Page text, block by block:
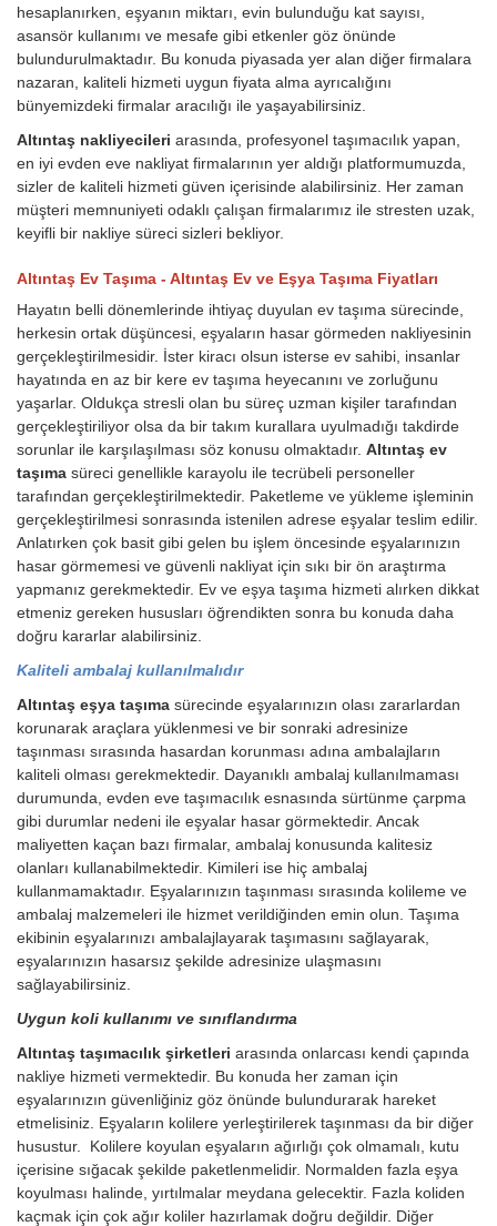
hesaplanırken, eşyanın miktarı, evin bulunduğu kat sayısı,
asansör kullanımı ve mesafe gibi etkenler göz önünde
bulundurulmaktadır. Bu konuda piyasada yer alan diğer firmalara
nazaran, kaliteli hizmeti uygun fiyata alma ayrıcalığını
bünyemizdeki firmalar aracılığı ile yaşayabilirsiniz.
Altıntaş nakliyecileri arasında, profesyonel taşımacılık yapan,
en iyi evden eve nakliyat firmalarının yer aldığı platformumuzda,
sizler de kaliteli hizmeti güven içerisinde alabilirsiniz. Her zaman
müşteri memnuniyeti odaklı çalışan firmalarımız ile stresten uzak,
keyifli bir nakliye süreci sizleri bekliyor.
Altıntaş Ev Taşıma - Altıntaş Ev ve Eşya Taşıma Fiyatları
Hayatın belli dönemlerinde ihtiyaç duyulan ev taşıma sürecinde,
herkesin ortak düşüncesi, eşyaların hasar görmeden nakliyesinin
gerçekleştirilmesidir. İster kiracı olsun isterse ev sahibi, insanlar
hayatında en az bir kere ev taşıma heyecanını ve zorluğunu
yaşarlar. Oldukça stresli olan bu süreç uzman kişiler tarafından
gerçekleştiriliyor olsa da bir takım kurallara uyulmadığı takdirde
sorunlar ile karşılaşılması söz konusu olmaktadır. Altıntaş ev
taşıma süreci genellikle karayolu ile tecrübeli personeller
tarafından gerçekleştirilmektedir. Paketleme ve yükleme işleminin
gerçekleştirilmesi sonrasında istenilen adrese eşyalar teslim edilir.
Anlatırken çok basit gibi gelen bu işlem öncesinde eşyalarınızın
hasar görmemesi ve güvenli nakliyat için sıkı bir ön araştırma
yapmanız gerekmektedir. Ev ve eşya taşıma hizmeti alırken dikkat
etmeniz gereken hususları öğrendikten sonra bu konuda daha
doğru kararlar alabilirsiniz.
Kaliteli ambalaj kullanılmalıdır
Altıntaş eşya taşıma sürecinde eşyalarınızın olası zararlardan
korunarak araçlara yüklenmesi ve bir sonraki adresinize
taşınması sırasında hasardan korunması adına ambalajların
kaliteli olması gerekmektedir. Dayanıklı ambalaj kullanılmaması
durumunda, evden eve taşımacılık esnasında sürtünme çarpma
gibi durumlar nedeni ile eşyalar hasar görmektedir. Ancak
maliyetten kaçan bazı firmalar, ambalaj konusunda kalitesiz
olanları kullanabilmektedir. Kimileri ise hiç ambalaj
kullanmamaktadır. Eşyalarınızın taşınması sırasında kolileme ve
ambalaj malzemeleri ile hizmet verildiğinden emin olun. Taşıma
ekibinin eşyalarınızı ambalajlayarak taşımasını sağlayarak,
eşyalarınızın hasarsız şekilde adresinize ulaşmasını
sağlayabilirsiniz.
Uygun koli kullanımı ve sınıflandırma
Altıntaş taşımacılık şirketleri arasında onlarcası kendi çapında
nakliye hizmeti vermektedir. Bu konuda her zaman için
eşyalarınızın güvenliğiniz göz önünde bulundurarak hareket
etmelisiniz. Eşyaların kolilere yerleştirilerek taşınması da bir diğer
husustur. Kolilere koyulan eşyaların ağırlığı çok olmamalı, kutu
içerisine sığacak şekilde paketlenmelidir. Normalden fazla eşya
koyulması halinde, yırtılmalar meydana gelecektir. Fazla koliden
kaçmak için çok ağır koliler hazırlamak doğru değildir. Diğer